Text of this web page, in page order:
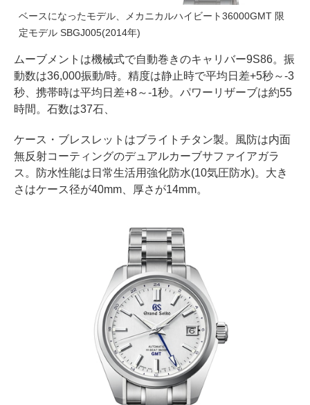
ベースになったモデル、メカニカルハイビート36000GMT 限
定モデル SBGJ005(2014年)
ムーブメントは機械式で自動巻きのキャリバー9S86。振
動数は36,000振動/時。精度は静止時で平均日差+5秒～-3
秒、携帯時は平均日差+8～-1秒。パワーリザーブは約55
時間。石数は37石、
ケース・ブレスレットはブライトチタン製。風防は内面
無反射コーティングのデュアルカーブサファイアガラ
ス。防水性能は日常生活用強化防水(10気圧防水)。大き
さはケース径が40mm、厚さが14mm。